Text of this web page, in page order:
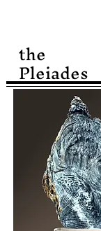
the
Pleiades